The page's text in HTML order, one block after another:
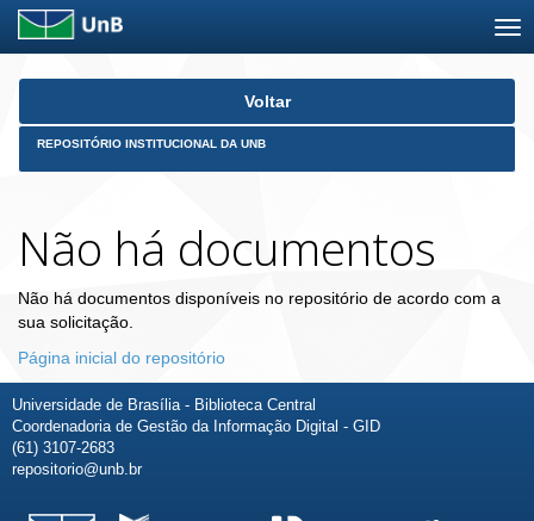
Skip
Voltar
REPOSITÓRIO INSTITUCIONAL DA UNB
Não há documentos
Não há documentos disponíveis no repositório de acordo com a
sua solicitação.
Página inicial do repositório
Universidade de Brasília - Biblioteca Central
Coordenadoria de Gestão da Informação Digital - GID
(61) 3107-2683
repositorio@unb.br